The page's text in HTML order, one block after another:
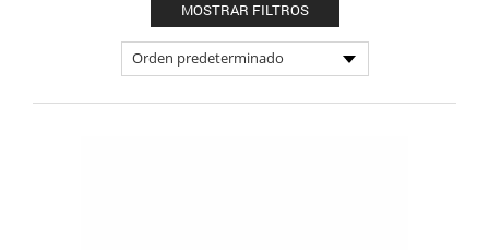
MOSTRAR FILTROS